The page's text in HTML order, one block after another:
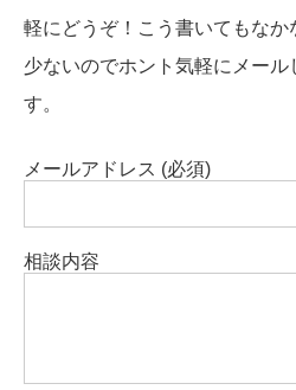
軽にどうぞ！こう書いてもなか
少ないのでホント気軽にメー
す。
メールアドレス (必須)
相談内容